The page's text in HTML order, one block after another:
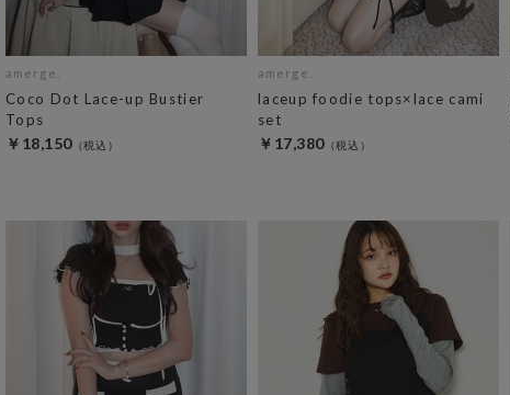
amerge.
Coco Dot Lace-up Bustier
Tops
￥18,150
amerge.
laceup foodie tops×lace cami
set
￥17,380